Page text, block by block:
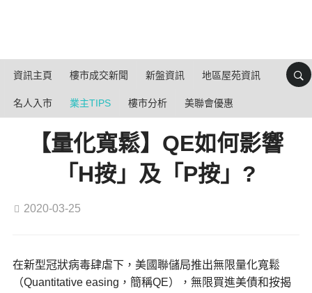
資訊主頁 樓市成交新聞 新盤資訊 地區屋苑資訊
名人入市 業主TIPS 樓市分析 美聯會優惠
【量化寬鬆】QE如何影響
「H按」及「P按」?
2020-03-25
在新型冠狀病毒肆虐下，美國聯儲局推出無限量化寬鬆
（Quantitative easing，簡稱QE），無限買進美債和按揭